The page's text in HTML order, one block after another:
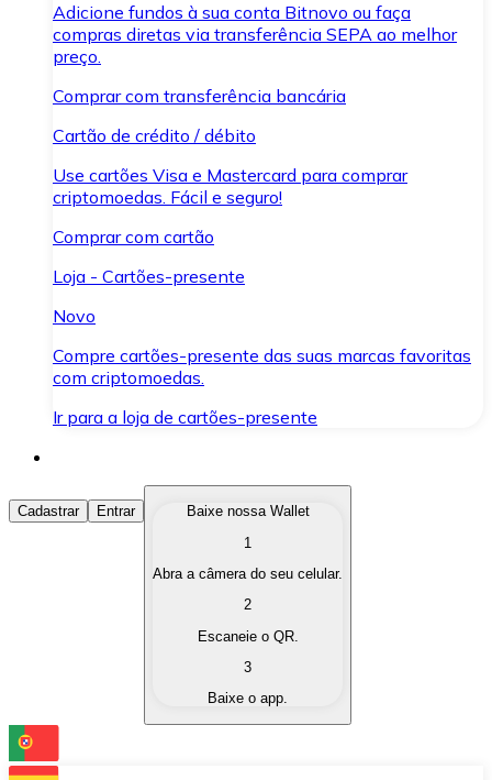
Adicione fundos à sua conta Bitnovo ou faça
compras diretas via transferência SEPA ao melhor
preço.
Comprar com transferência bancária
Cartão de crédito / débito
Use cartões Visa e Mastercard para comprar
criptomoedas. Fácil e seguro!
Comprar com cartão
Loja - Cartões-presente
Novo
Compre cartões-presente das suas marcas favoritas
com criptomoedas.
Ir para a loja de cartões-presente
Comprar Criptomoedas
Compre as criptomoedas de seu interesse de forma
Converta suas criptomoedas em moeda fiduciária
Troque uma criptomoeda por outra
Cadastrar Entrar
Baixe nossa Wallet
1
Abra a câmera do seu celular.
2
Escaneie o QR.
3
Baixe o app.